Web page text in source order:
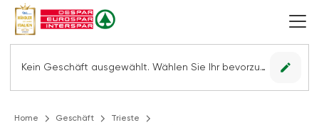
Kein Geschäft ausgewählt. Wählen Sie Ihr bevorzugtes Geschäft, um alle Angebote sehen zu können. edit
Home Geschäft
Trieste